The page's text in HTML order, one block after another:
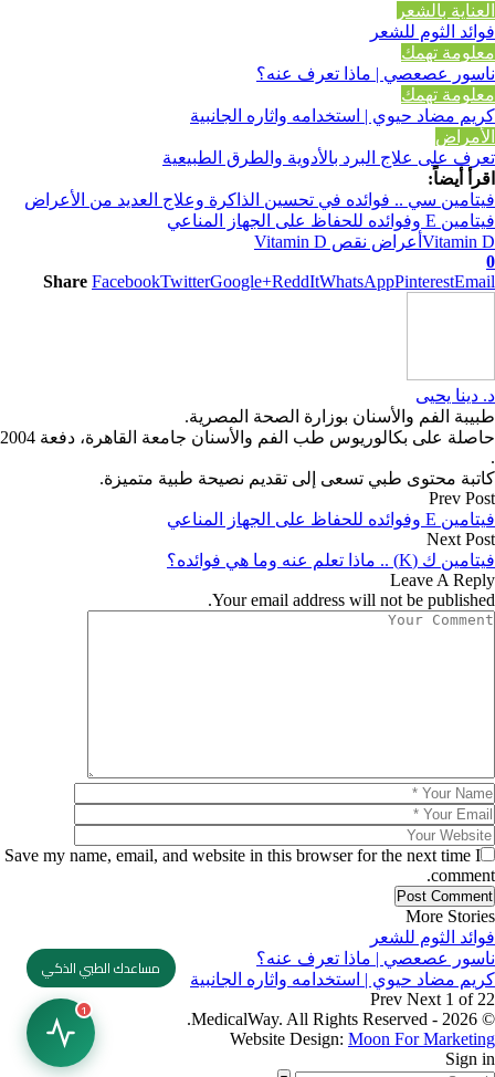
العناية بالشعر
فوائد الثوم للشعر
معلومة تهمك
ناسور عصعصي | ماذا تعرف عنه؟
معلومة تهمك
كريم مضاد حيوي | استخدامه واثاره الجانبية
الأمراض
تعرف على علاج البرد بالأدوية والطرق الطبيعية
اقرأ أيضاً:
فيتامين سي .. فوائده في تحسين الذاكرة وعلاج العديد من الأعراض
فيتامين E وفوائده للحفاظ على الجهاز المناعي
Vitamin D أعراض نقص Vitamin D
0
Share FacebookTwitterGoogle+ReddItWhatsAppPinterestEmail
د. دينا يحيى
طبيبة الفم والأسنان بوزارة الصحة المصرية.
حاصلة على بكالوريوس طب الفم والأسنان جامعة القاهرة، دفعة 2004
.
كاتبة محتوى طبي تسعى إلى تقديم نصيحة طبية متميزة.
Prev Post
فيتامين E وفوائده للحفاظ على الجهاز المناعي
Next Post
فيتامين ك (K) .. ماذا تعلم عنه وما هي فوائده؟
Leave A Reply
Your email address will not be published.
Save my name, email, and website in this browser for the next time I
comment.
More Stories
فوائد الثوم للشعر
ناسور عصعصي | ماذا تعرف عنه؟
كريم مضاد حيوي | استخدامه واثاره الجانبية
Prev Next 1 of 22
© 2026 - MedicalWay. All Rights Reserved.
Website Design: Moon For Marketing
مساعدك الطبي الذكي
1
Sign in